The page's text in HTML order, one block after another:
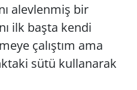
alevlenmiş bir
ilk başta kendi
çalıştım ama
sütü kullanarak